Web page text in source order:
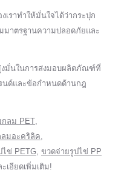
ราทำให้มั่นใจได้ว่ากระปุก
มาตรฐานความปลอดภัยและ
มั่นในการส่งมอบผลิตภัณฑ์ที่
นด์และข้อกำหนดด้านกฎ
ลม PET,
มอะคริลิค,
ข่ PETG, ขวดจ่ายรูปไข่ PP
ะเอียดเพิ่มเติม!